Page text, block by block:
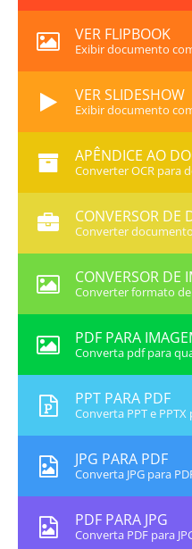
VER FLIPBOOK
Exibir documento
VER SLIDESHOW
Exibir documento
APÊNDICE AO
Converter OCR para
CONVERSOR DE
Converter
CONVERSOR DE
Converter formato
PDF PARA
Converta pdf para
PPT PARA PDF
Converta PPT e PPTX
JPG PARA PDF
Converta JPG para
PDF PARA JPG
Converta PDF para